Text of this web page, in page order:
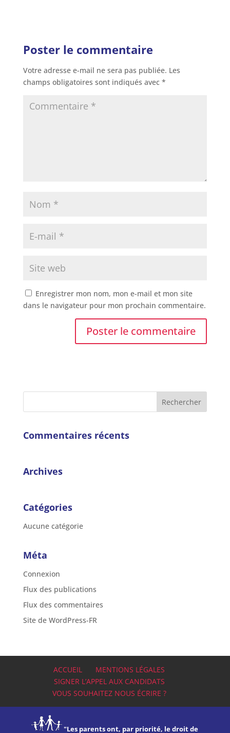
Poster le commentaire
Votre adresse e-mail ne sera pas publiée. Les
champs obligatoires sont indiqués avec *
Enregistrer mon nom, mon e-mail et mon site
dans le navigateur pour mon prochain commentaire.
Commentaires récents
Archives
Catégories
Aucune catégorie
Méta
Connexion
Flux des publications
Flux des commentaires
Site de WordPress-FR
ACCUEIL
MENTIONS LÉGALES
SIGNER L’APPEL AUX CANDIDATS
VOUS SOUHAITEZ NOUS ÉCRIRE ?
"Les parents ont, par priorité, le droit de